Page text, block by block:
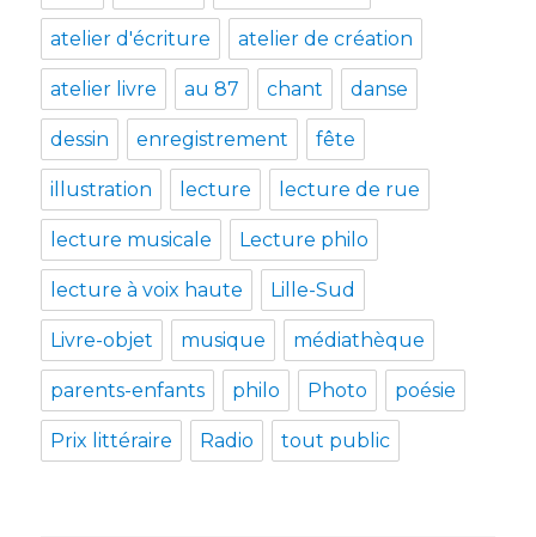
atelier d'écriture atelier de création
atelier livre au 87 chant danse
dessin enregistrement fête
illustration lecture lecture de rue
lecture musicale Lecture philo
lecture à voix haute Lille-Sud
Livre-objet musique médiathèque
parents-enfants philo Photo poésie
Prix littéraire Radio tout public